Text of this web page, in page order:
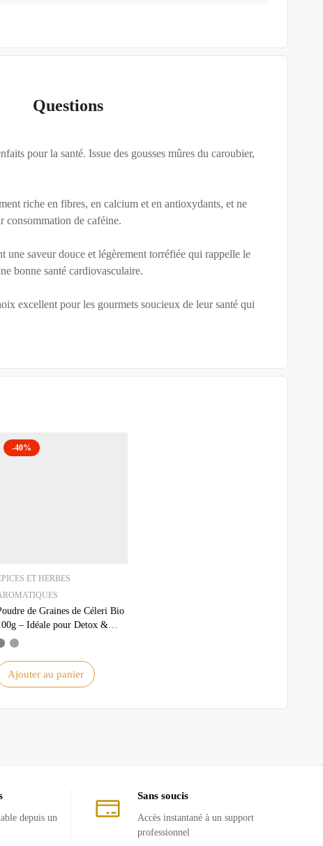
Questions
pour la santé. Issue des gousses mûres du caroubier,
riche en fibres, en calcium et en antioxydants, et ne
consommation de caféine.
une saveur douce et légèrement torréfiée qui rappelle le
bonne santé cardiovasculaire.
excellent pour les gourmets soucieux de leur santé qui
-40%
ET HERBES
de Graines de Céleri Bio
– Idéale pour Detox &
de Poids
Ajouter au panier
depuis un
Sans soucis
Accès instantané à un support
professionnel